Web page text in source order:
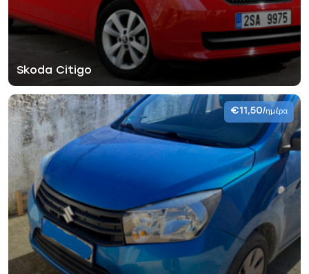
Skoda Citigo
€11,50/ημέρα